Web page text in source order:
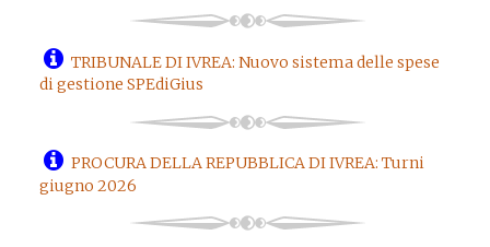
TRIBUNALE DI IVREA: Nuovo sistema delle spese
di gestione SPEdiGius
PROCURA DELLA REPUBBLICA DI IVREA: Turni
giugno 2026